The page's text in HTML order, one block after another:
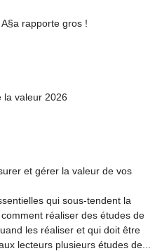
rapporte gros !
la valeur 2026
et gérer la valeur de vos
qui sous-tendent la
réaliser des études de
les réaliser et qui doit être
lecteurs plusieurs études de...